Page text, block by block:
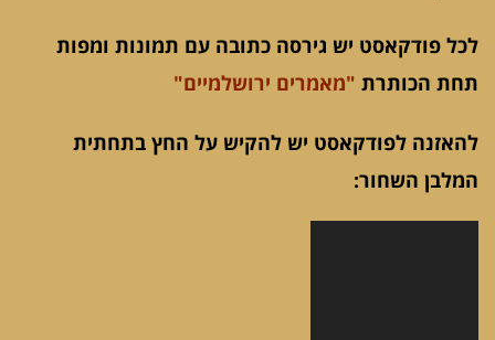
לכל פודקאסט יש גירסה כתובה עם תמונות ומפות
תחת הכותרת "מאמרים ירושלמיים"
להאזנה לפודקאסט יש להקיש על החץ בתחתית
המלבן השחור: